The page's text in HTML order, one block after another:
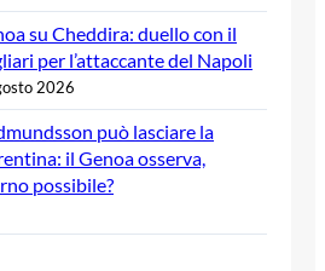
su Cheddira: duello con il
per l’attaccante del Napoli
2026
può lasciare la
il Genoa osserva,
possibile?